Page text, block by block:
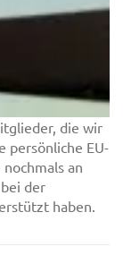
die wir
persönliche EU-
an
der
haben.